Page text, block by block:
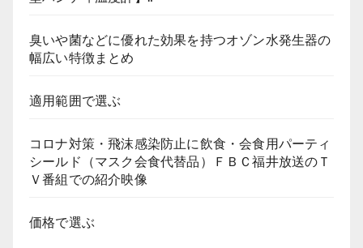
臭いや菌などに優れた効果を持つオゾン水発生器の
幅広い特徴まとめ
適用範囲で選ぶ
コロナ対策・飛沫感染防止に飲食・会食用パーティ
シールド（マスク会食代替品）ＦＢＣ福井放送のＴ
Ｖ番組での紹介映像
価格で選ぶ